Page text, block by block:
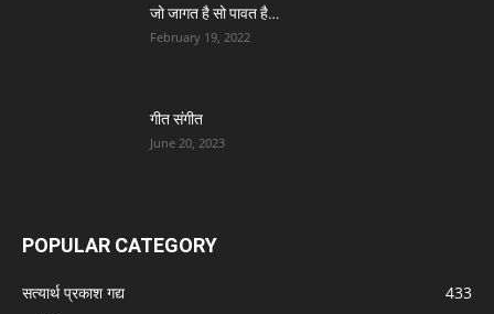
जो जागत है सो पावत है…
February 19, 2022
गीत संगीत
June 20, 2023
POPULAR CATEGORY
सत्यार्थ प्रकाश गद्य
433